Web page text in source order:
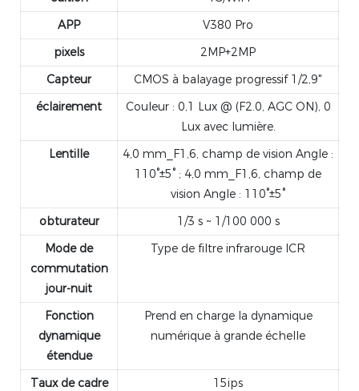
APP
V380 Pro
pixels
2MP+2MP
Capteur
CMOS à balayage progressif 1/2,9"
éclairement
Couleur : 0,1 Lux @ (F2.0, AGC ON), 0
Lux avec lumière.
Lentille
4,0 mm_F1,6, champ de vision Angle :
110°±5° ; 4,0 mm_F1,6, champ de
vision Angle : 110°±5°
obturateur
1/3 s ~ 1/100 000 s
Mode de
commutation
jour-nuit
Type de filtre infrarouge ICR
Fonction
dynamique
étendue
Prend en charge la dynamique
numérique à grande échelle
Taux de cadre
15ips